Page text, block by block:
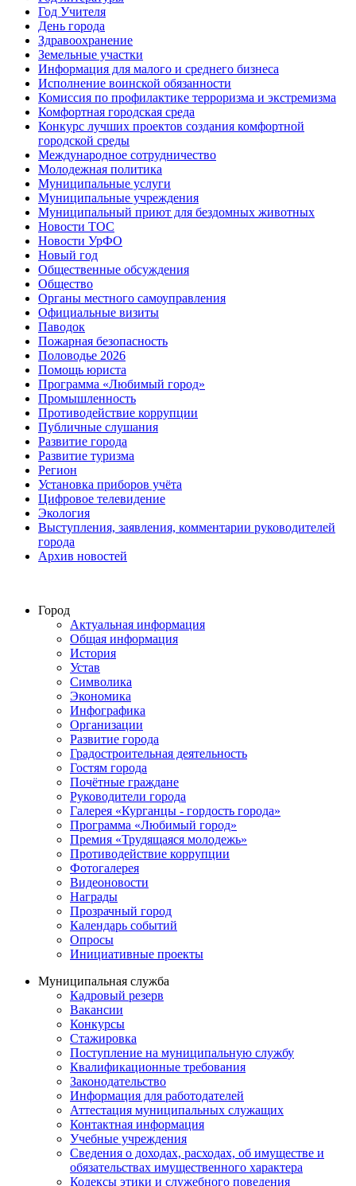
Год Учителя
День города
Здравоохранение
Земельные участки
Информация для малого и среднего бизнеса
Исполнение воинской обязанности
Комиссия по профилактике терроризма и экстремизма
Комфортная городская среда
Конкурс лучших проектов создания комфортной
городской среды
Международное сотрудничество
Молодежная политика
Муниципальные услуги
Муниципальные учреждения
Муниципальный приют для бездомных животных
Новости ТОС
Новости УрФО
Новый год
Общественные обсуждения
Общество
Органы местного самоуправления
Официальные визиты
Паводок
Пожарная безопасность
Половодье 2026
Помощь юриста
Программа «Любимый город»
Промышленность
Противодействие коррупции
Публичные слушания
Развитие города
Развитие туризма
Регион
Установка приборов учёта
Цифровое телевидение
Экология
Выступления, заявления, комментарии руководителей
города
Архив новостей
Город
Актуальная информация
Общая информация
История
Устав
Символика
Экономика
Инфографика
Организации
Развитие города
Градостроительная деятельность
Гостям города
Почётные граждане
Руководители города
Галерея «Курганцы - гордость города»
Программа «Любимый город»
Премия «Трудящаяся молодежь»
Противодействие коррупции
Фотогалерея
Видеоновости
Награды
Прозрачный город
Календарь событий
Опросы
Инициативные проекты
Муниципальная служба
Кадровый резерв
Вакансии
Конкурсы
Стажировка
Поступление на муниципальную службу
Квалификационные требования
Законодательство
Информация для работодателей
Аттестация муниципальных служащих
Контактная информация
Учебные учреждения
Сведения о доходах, расходах, об имуществе и
обязательствах имущественного характера
Кодексы этики и служебного поведения